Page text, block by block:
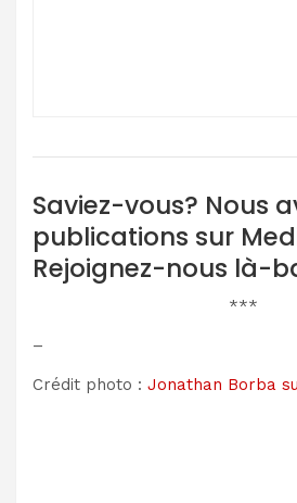
Saviez-vous? Nous
publications sur
Rejoignez-nous là-
***
–
Crédit photo : Jonathan Borba